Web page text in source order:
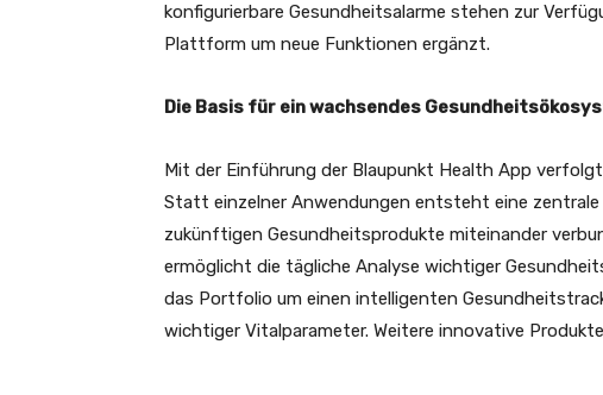
konfigurierbare Gesundheitsalarme stehen zur
Plattform um neue Funktionen ergänzt.
Die Basis für ein wachsendes
Mit der Einführung der Blaupunkt Health App
Statt einzelner Anwendungen entsteht eine
zukünftigen Gesundheitsprodukte miteinander
ermöglicht die tägliche Analyse wichtiger
das Portfolio um einen intelligenten
wichtiger Vitalparameter. Weitere innovative